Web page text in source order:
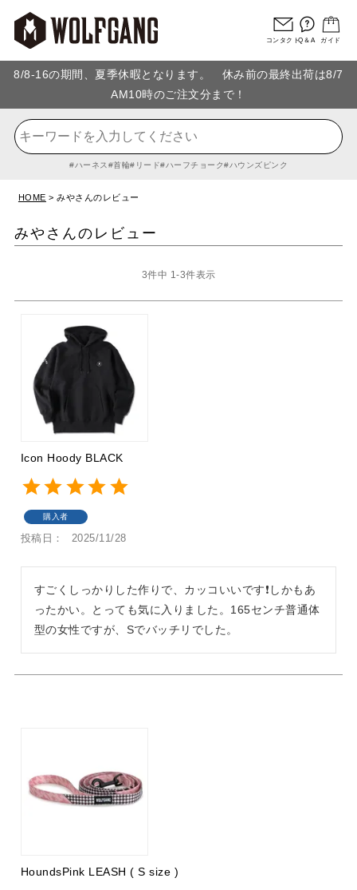
コンタクトQ＆A ガイド
8/8-16の期間、夏季休暇となります。 休み前の最終出荷は8/7
AM10時のご注文分まで！
ハーネス 首輪 リード ハーフチョーク ハウンズピンク
HOME みやさんのレビュー
みやさんのレビュー
3件中 1 -3件表示
Icon Hoody BLACK
購入者
投稿日 2025/11/28
すごくしっかりした作りで、カッコいいです❗️しかもあ
ったかい。とっても気に入りました。165センチ普通体
型の女性ですが、Sでバッチリでした。
HoundsPink LEASH ( S size )